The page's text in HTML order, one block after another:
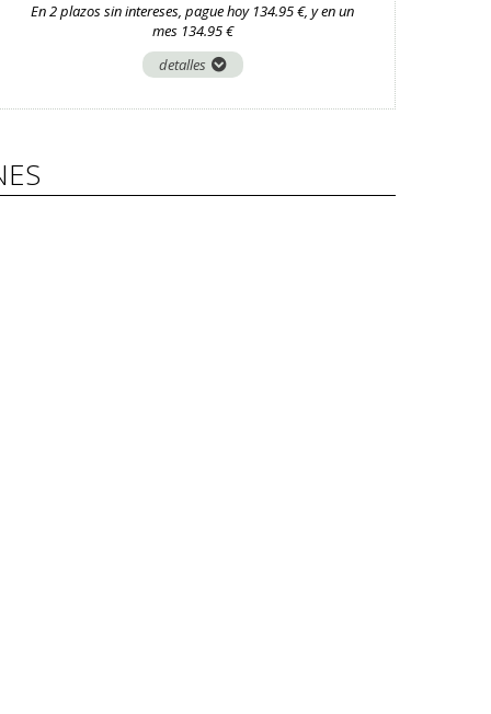
En 2 plazos sin intereses, pague hoy 134.95 €, y en un
mes 134.95 €
detalles